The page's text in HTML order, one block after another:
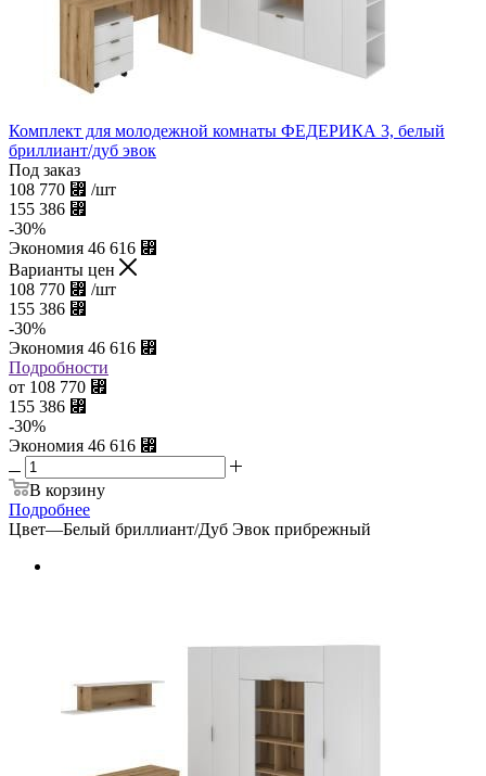
Комплект для молодежной комнаты ФЕДЕРИКА 3, белый
бриллиант/дуб эвок
Под заказ
108 770 ⃏ /шт
155 386 ⃏
-30%
Экономия 46 616 ⃏
Варианты цен
108 770 ⃏ /шт
155 386 ⃏
-30%
Экономия 46 616 ⃏
Подробности
от 108 770 ⃏
155 386 ⃏
-30%
Экономия 46 616 ⃏
В корзину
Подробнее
Цвет—Белый бриллиант/Дуб Эвок прибрежный